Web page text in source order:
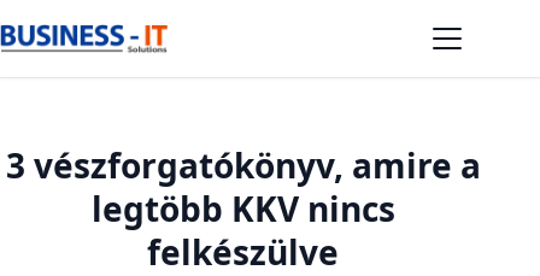
3 vészforgatókönyv, amire a
legtöbb KKV nincs
felkészülve